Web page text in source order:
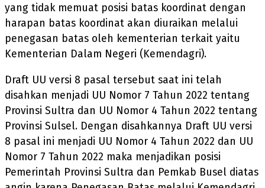
yang tidak memuat posisi batas koordinat dengan
harapan batas koordinat akan diuraikan melalui
penegasan batas oleh kementerian terkait yaitu
Kementerian Dalam Negeri (Kemendagri).
Draft UU versi 8 pasal tersebut saat ini telah
disahkan menjadi UU Nomor 7 Tahun 2022 tentang
Provinsi Sultra dan UU Nomor 4 Tahun 2022 tentang
Provinsi Sulsel. Dengan disahkannya Draft UU versi
8 pasal ini menjadi UU Nomor 4 Tahun 2022 dan UU
Nomor 7 Tahun 2022 maka menjadikan posisi
Pemerintah Provinsi Sultra dan Pemkab Busel diatas